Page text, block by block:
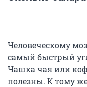
Человеческому
самый быстрый
Чашка чая или
полезны. К тому